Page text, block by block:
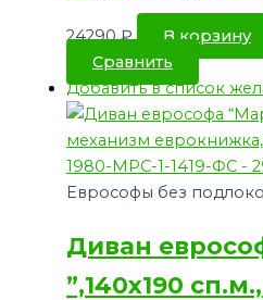
24290₽
В корзину
Сравнить
Добавить в список
Еврософы без
Диван
”,140х190